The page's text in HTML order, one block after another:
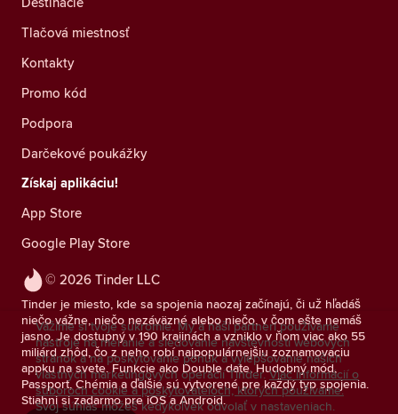
© 2026 Tinder LLC
Tinder je miesto, kde sa spojenia naozaj začínajú, či už hľadáš
niečo vážne, niečo nezáväzné alebo niečo, v čom ešte nemáš
jasno. Je dostupný v 190 krajinách a vzniklo v ňom viac ako 55
miliárd zhôd, čo z neho robí najpopulárnejšiu zoznamovaciu
appku na svete. Funkcie ako Double date, Hudobný mód,
Passport, Chémia a ďalšie sú vytvorené pre každý typ spojenia.
Stiahni si zadarmo pre iOS a Android.
Tlačová miestnosť
Kontakty
Promo kód
Podpora
Darčekové poukážky
Získaj aplikáciu!
App Store
Google Play Store
Vážime si tvoje súkromie. My a naši partneri používame
nástroje na meranie a sledovanie návštevnosti webových
stránok a na poskytovanie ponúk a vylepšovanie našich
vlastných marketingových operácií Tinder. Viac informácií o
súboroch cookie a poskytovateľoch, ktorých používame.
Svoj súhlas môžeš kedykoľvek odvolať v nastaveniach.